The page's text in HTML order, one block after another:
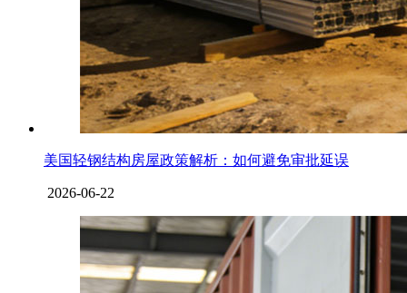
美国轻钢结构房屋政策解析：如何避免审批延误
2026-06-22